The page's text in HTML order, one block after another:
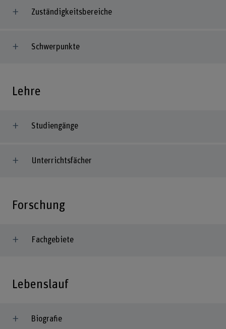
Zuständigkeitsbereiche
Schwerpunkte
Lehre
Studiengänge
Unterrichtsfächer
Forschung
Fachgebiete
Lebenslauf
Biografie